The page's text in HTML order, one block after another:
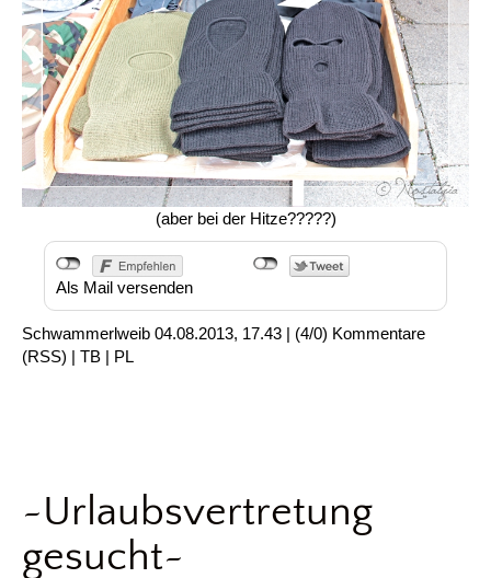
(aber bei der Hitze?????)
Als Mail versenden
Schwammerlweib 04.08.2013, 17.43 | (4/0) Kommentare
(RSS) | TB | PL
~Urlaubsvertretung
gesucht~